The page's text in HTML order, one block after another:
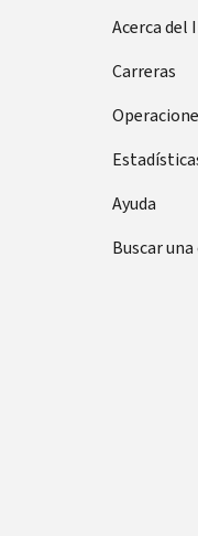
Acerca del
Carreras
Ayuda
Buscar